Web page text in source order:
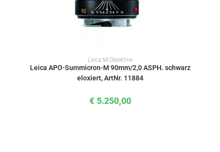
IN DEN WARENKORB
Leica M-Objektive
Leica APO-Summicron-M 90mm/2,0 ASPH. schwarz
eloxiert, ArtNr. 11884
€ 5.250,00